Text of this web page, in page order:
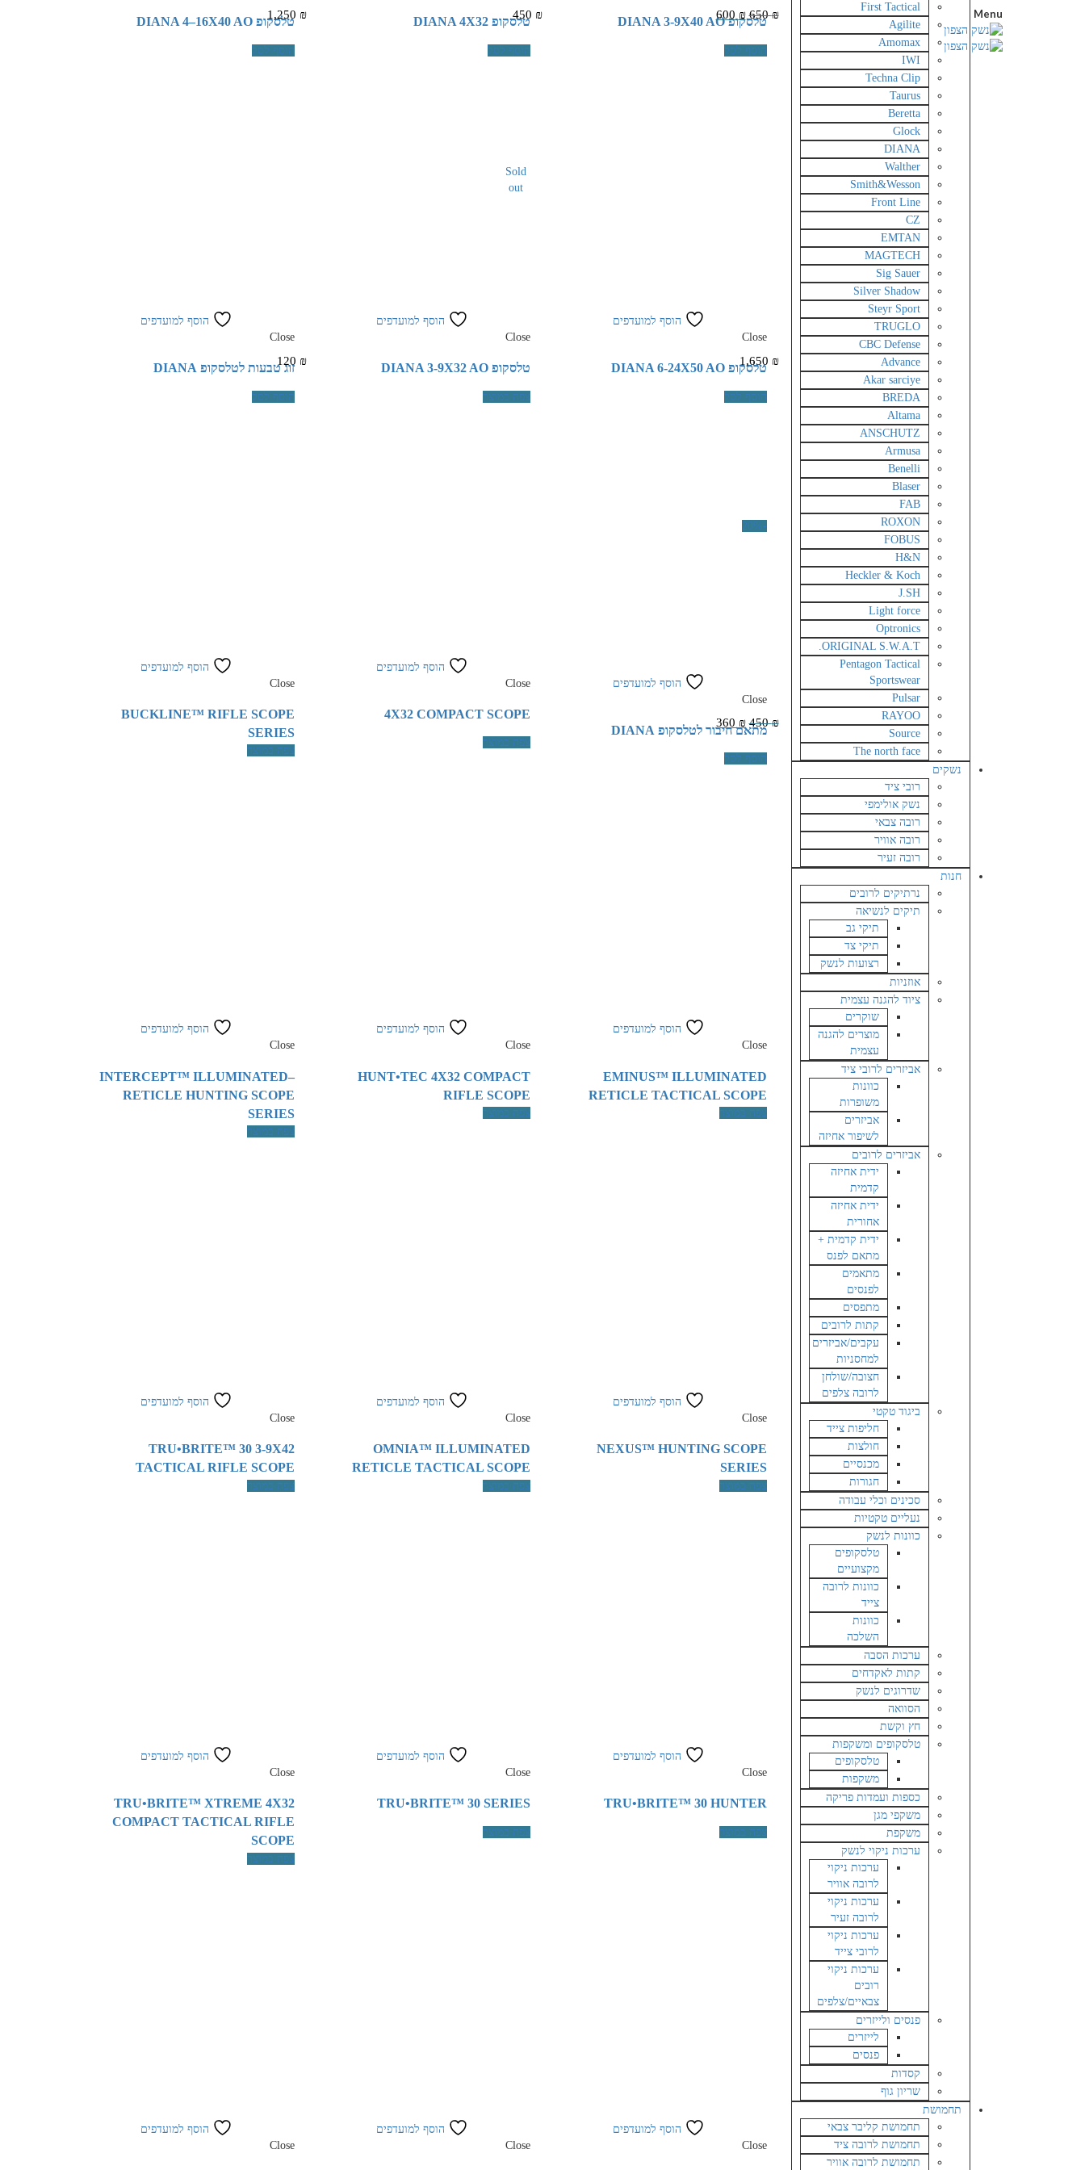
Menu
טלסקופ DIANA 3-9X40 AO
650₪
600 ₪
הוסף לסל
טלסקופ DIANA 4X32
450 ₪
הוסף לסל
טלסקופ DIANA 4–16X40 AO
1,250 ₪
הוסף לסל
הוסף למועדפים
Close
טלסקופ DIANA 6-24X50 AO
1,650 ₪
הוסף לסל
Sold
out
הוסף למועדפים
Close
טלסקופ DIANA 3-9X32 AO
צפה במוצר
הוסף למועדפים
Close
זוג טבעות לטלסקופ DIANA
120 ₪
הוסף לסל
-20%
הוסף למועדפים
Close
מתאם חיבור לטלסקופ DIANA
450₪
360 ₪
הוסף לסל
הוסף למועדפים
Close
4X32 COMPACT SCOPE
צפה במוצר
הוסף למועדפים
Close
BUCKLINE™ RIFLE SCOPE
SERIES
צפה במוצר
הוסף למועדפים
Close
EMINUS™ ILLUMINATED
RETICLE TACTICAL SCOPE
צפה במוצר
הוסף למועדפים
Close
HUNT•TEC 4X32 COMPACT
RIFLE SCOPE
צפה במוצר
הוסף למועדפים
Close
INTERCEPT™ ILLUMINATED–
RETICLE HUNTING SCOPE
SERIES
צפה במוצר
הוסף למועדפים
Close
NEXUS™ HUNTING SCOPE
SERIES
צפה במוצר
הוסף למועדפים
Close
OMNIA™ ILLUMINATED
RETICLE TACTICAL SCOPE
צפה במוצר
הוסף למועדפים
Close
TRU•BRITE™ 30 3-9X42
TACTICAL RIFLE SCOPE
צפה במוצר
הוסף למועדפים
Close
TRU•BRITE™ 30 HUNTER
צפה במוצר
הוסף למועדפים
Close
TRU•BRITE™ 30 SERIES
צפה במוצר
הוסף למועדפים
Close
TRU•BRITE™ XTREME 4X32
COMPACT TACTICAL RIFLE
SCOPE
צפה במוצר
הוסף למועדפים
Close
הוסף למועדפים
Close
הוסף למועדפים
Close
First Tactical
Agilite
Amomax
IWI
Techna Clip
Taurus
Beretta
Glock
DIANA
Walther
Smith&Wesson
Front Line
CZ
EMTAN
MAGTECH
Sig Sauer
Silver Shadow
Steyr Sport
TRUGLO
CBC Defense
Advance
Akar sarciye
BREDA
Altama
ANSCHUTZ
Armusa
Benelli
Blaser
FAB
ROXON
FOBUS
H&N
Heckler & Koch
J.SH
Light force
Optronics
ORIGINAL S.W.A.T.
Pentagon Tactical
Sportswear
Pulsar
RAYOO
Source
The north face
נשקים
רובי ציד
נשק אולימפי
רובה צבאי
רובה אוויר
רובה זעיר
חנות
נרתיקים לרובים
תיקים לנשיאה
תיקי גב
תיקי צד
רצועות לנשק
אוזניות
ציוד להגנה עצמית
שוקרים
מוצרים להגנה
עצמית
אביזרים לרובי ציד
כוונות
משופרות
אביזרים
לשיפור אחיזה
אביזרים לרובים
ידית אחיזה
קדמית
ידית אחיזה
אחורית
ידית קדמית +
מתאם לפנס
מתאמים
לפנסים
מתפסים
קתות לרובים
עקבים/אביזרים
למחסניות
חצובה/שולחן
לרובה צלפים
ביגוד טקטי
חליפות צייד
חולצות
מכנסיים
חגורות
סכינים וכלי עבודה
נעליים טקטיות
כוונות לנשק
טלסקופים
מקצועיים
כוונות לרובה
צייד
כוונות
השלכה
ערכות הסבה
קתות לאקדחים
שדרוגים לנשק
הסוואה
חץ וקשת
טלסקופים ומשקפות
טלסקופים
משקפות
כספות ועמדות פריקה
משקפי מגן
משקפת
ערכות ניקוי לנשק
ערכות ניקוי
לרובה אוויר
ערכות ניקוי
לרובה זעיר
ערכות ניקוי
לרובי צייד
ערכות ניקוי
רובים
צבאיים/צלפים
פנסים ולייזרים
לייזרים
פנסים
קסדות
שריון גוף
תחמושת
תחמושת קליבר צבאי
תחמושת לרובה ציד
תחמושת לרובה אוויר